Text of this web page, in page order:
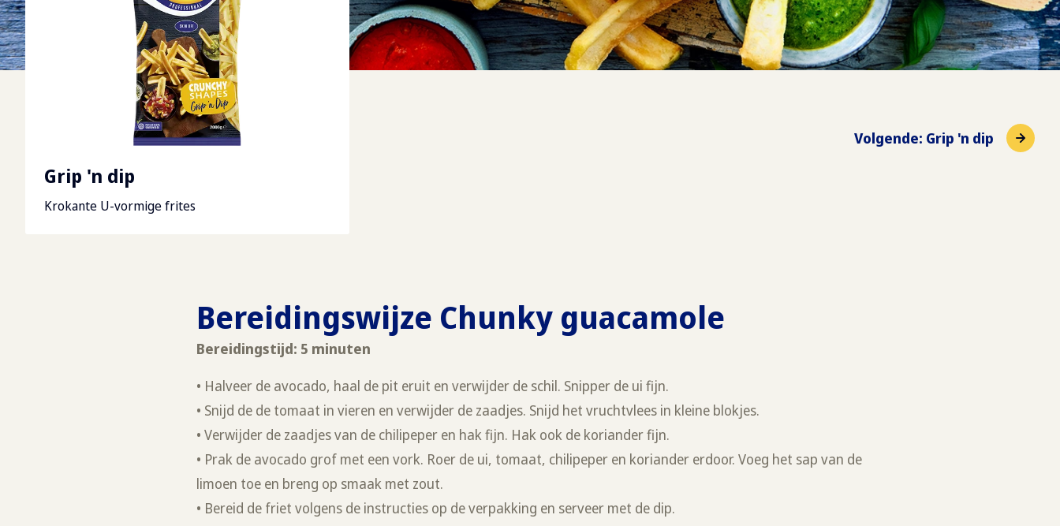
Volgende: Grip 'n dip
Grip 'n dip
Krokante U-vormige frites
Bereidingswijze Chunky guacamole
Bereidingstijd: 5 minuten
• Halveer de avocado, haal de pit eruit en verwijder de schil. Snipper de ui fijn.
• Snijd de de tomaat in vieren en verwijder de zaadjes. Snijd het vruchtvlees in kleine blokjes.
• Verwijder de zaadjes van de chilipeper en hak fijn. Hak ook de koriander fijn.
• Prak de avocado grof met een vork. Roer de ui, tomaat, chilipeper en koriander erdoor. Voeg het sap van de
limoen toe en breng op smaak met zout.
• Bereid de friet volgens de instructies op de verpakking en serveer met de dip.